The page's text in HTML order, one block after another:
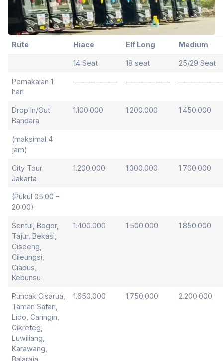
Rute Hiace Elf Long Medium
14 Seat 18 seat 25/29 Seat
Pemakaian 1
hari
—————— —————— ——————
Drop In/Out
Bandara
1.100.000 1.200.000 1.450.000
(maksimal 4
jam)
City Tour
Jakarta
1.200.000 1.300.000 1.700.000
(Pukul 05:00 –
20:00)
Sentul, Bogor,
Tajur, Bekasi,
Ciseeng,
Cileungsi,
Ciapus,
Kebunsu
1.400.000 1.500.000 1.850.000
Puncak Cisarua,
Taman Safari,
Lido, Caringin,
Cikreteg,
Luwiliang,
Karawang,
Balaraja,
1.650.000 1.750.000 2.200.000